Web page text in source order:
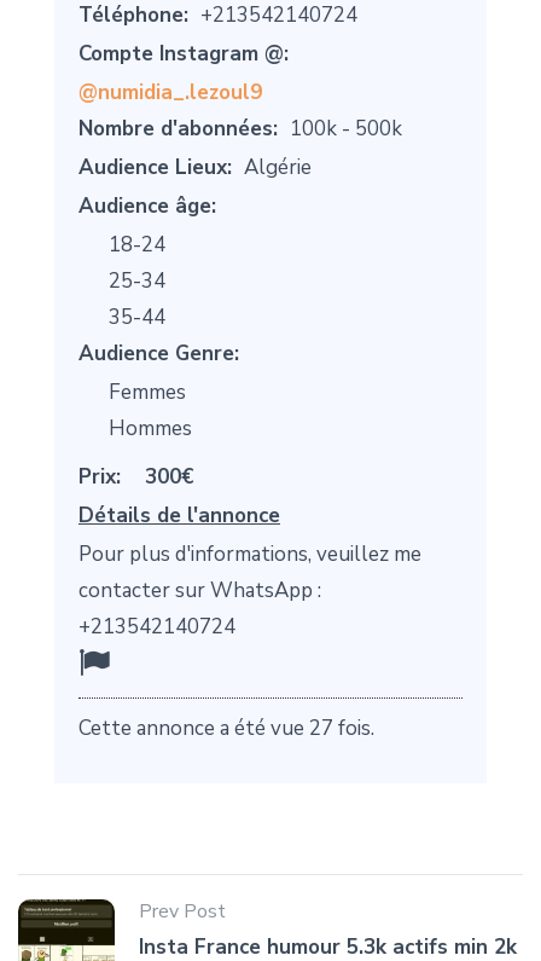
Téléphone: +213542140724
Compte Instagram @:
@numidia_.lezoul9
Nombre d'abonnées: 100k - 500k
Audience Lieux: Algérie
Audience âge:
18-24
25-34
35-44
Audience Genre:
Femmes
Hommes
Prix:
300€
Détails de l'annonce
Pour plus d'informations, veuillez me
contacter sur WhatsApp :
+213542140724
Cette annonce a été vue 27 fois.
Prev Post
Insta France humour 5.3k actifs min 2k